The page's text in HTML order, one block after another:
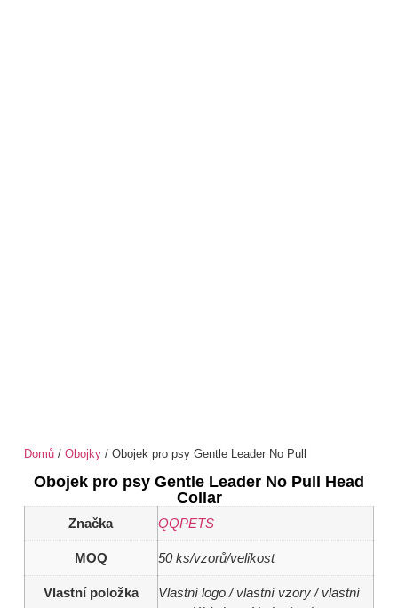
Domů/ Obojky/ Obojek pro psy Gentle Leader No Pull
Obojek pro psy Gentle Leader No Pull Head
Collar
Značka QQPETS
MOQ 50 ks/vzorů/velikost
Vlastní položka
Vlastní logo / vlastní vzory / vlastní